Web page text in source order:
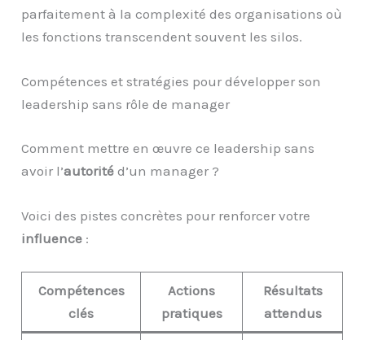
parfaitement à la complexité des organisations où
les fonctions transcendent souvent les silos.
Compétences et stratégies pour développer son
leadership sans rôle de manager
Comment mettre en œuvre ce leadership sans
avoir l’autorité d’un manager ?
Voici des pistes concrètes pour renforcer votre
influence :
Compétences
clés
Actions
pratiques
Résultats
attendus